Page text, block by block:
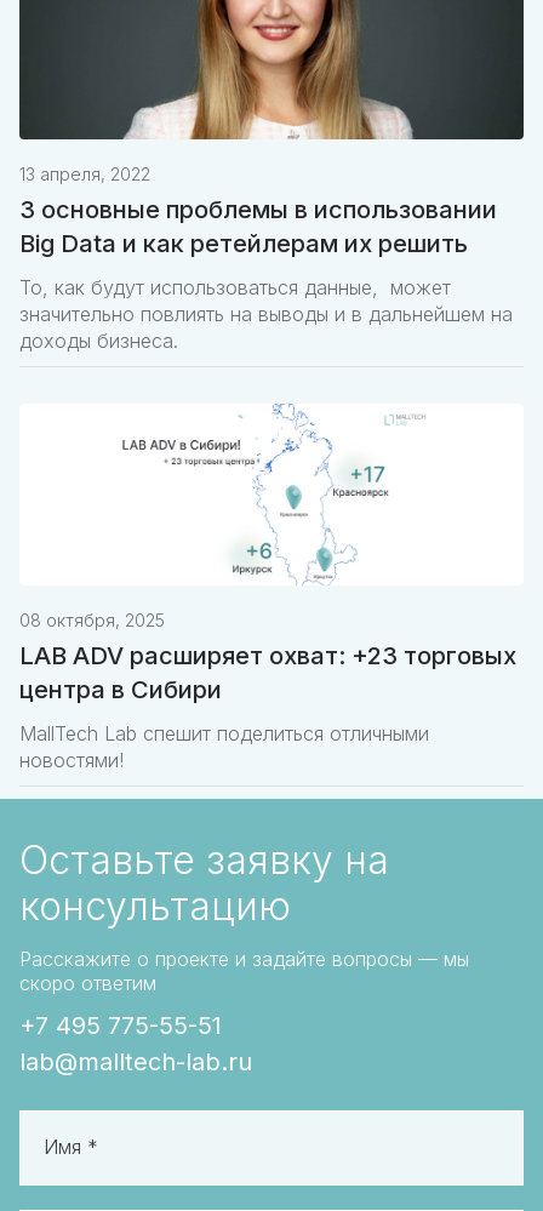
13 апреля, 2022
3 основные проблемы в использовании
Big Data и как ретейлерам их решить
То, как будут использоваться данные, может
значительно повлиять на выводы и в дальнейшем на
доходы бизнеса.
08 октября, 2025
LAB ADV расширяет охват: +23 торговых
центра в Сибири
MallTech Lab спешит поделиться отличными
новостями!
Оставьте заявку на
консультацию
Расскажите о проекте и задайте вопросы — мы
скоро ответим
+7 495 775-55-51
lab@malltech-lab.ru
Имя *